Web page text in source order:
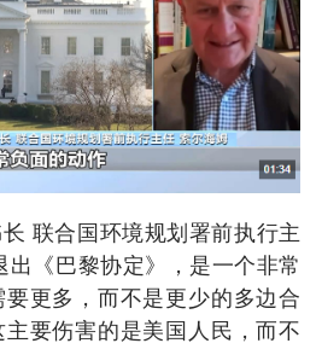
联合国环境规划署前执行主
出《巴黎协定》，是一个非常
更多，而不是更少的多边合
要伤害的是美国人民，而不